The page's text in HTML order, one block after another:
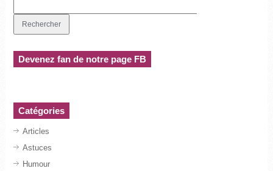
Devenez fan de notre page FB
Catégories
Articles
Astuces
Humour